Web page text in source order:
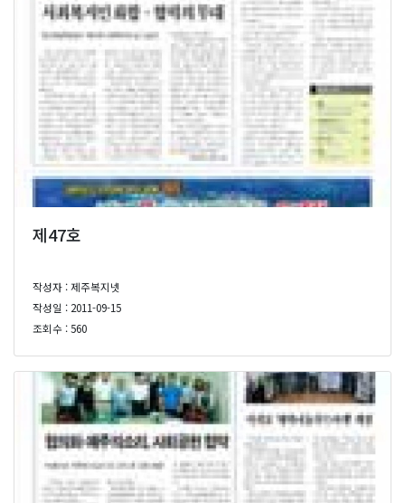
제47호
작성자 : 제주복지넷
작성일 : 2011-09-15
조회수 : 560